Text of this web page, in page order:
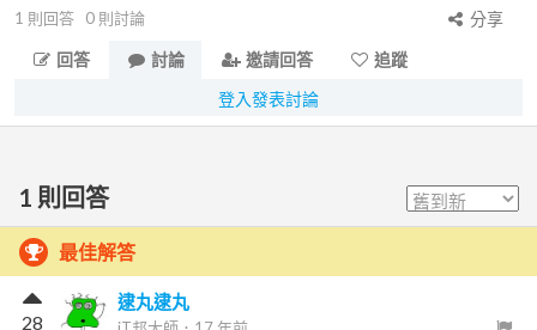
1 則回答 0 則討論
分享
回答
討論 邀請回答
追蹤
登入發表討論
1 則回答
最佳解答
逮丸逮丸
28